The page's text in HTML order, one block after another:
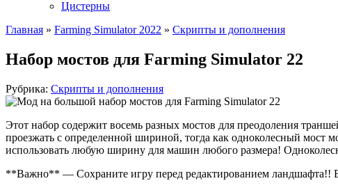
Цистерны
Главная » Farming Simulator 2022 » Скрипты и дополнения
Набор мостов для Farming Simulator 22
Рубрика: Скрипты и дополнения
Этот набор содержит восемь разных мостов для преодоления
проезжать с определенной шириной, тогда как одноколесный
использовать любую ширину для машин любого размера!
**Важно** — Сохраните игру перед редактированием ландшафта!!